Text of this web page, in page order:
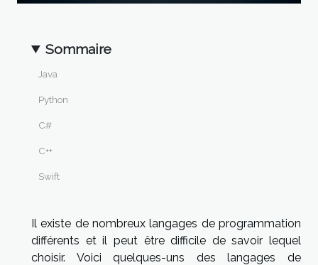
Sommaire
Java
Python
C#
C++
Swift
Il existe de nombreux langages de programmation
différents et il peut être difficile de savoir lequel
choisir. Voici quelques-uns des langages de